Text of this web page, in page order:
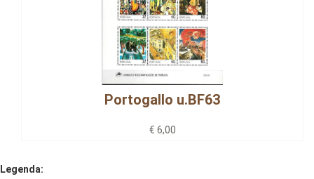
Portogallo u.BF63
€ 6,00
Legenda: